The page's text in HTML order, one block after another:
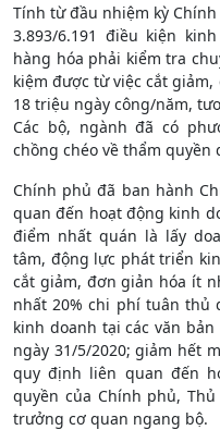
Tính từ đầu nhiệm kỳ
3.893/6.191 điều kiện
hàng hóa phải kiểm tra
kiệm được từ việc cắt
18 triệu ngày công/năm,
Các bộ, ngành đã có
chồng chéo về thẩm quyền
Chính phủ đã ban hành
quan đến hoạt động kinh
điểm nhất quán là lấy
tâm, động lực phát triển
cắt giảm, đơn giản hóa ít
nhất 20% chi phí tuân thủ
kinh doanh tại các văn
ngày 31/5/2020; giảm hết
quy định liên quan đến
quyền của Chính phủ,
trưởng cơ quan ngang bộ.